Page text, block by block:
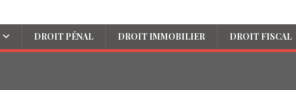
DROIT PÉNAL DROIT IMMOBILIER DROIT FISCAL